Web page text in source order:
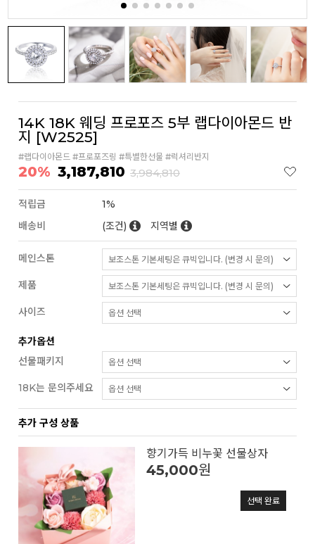
14K 18K 웨딩 프로포즈 5부 랩다이아몬드 반
지 [W2525]
#랩다이아몬드 #프로포즈링 #특별한선물 #럭셔리반지
20% 3,187,810 3,984,810
적립금
1%
배송비
(조건) 지역별
메인스톤
제품
사이즈
추가옵션
선물패키지
18K는 문의주세요
추가 구성 상품
향기가득 비누꽃 선물상자
45,000원
선택 완료